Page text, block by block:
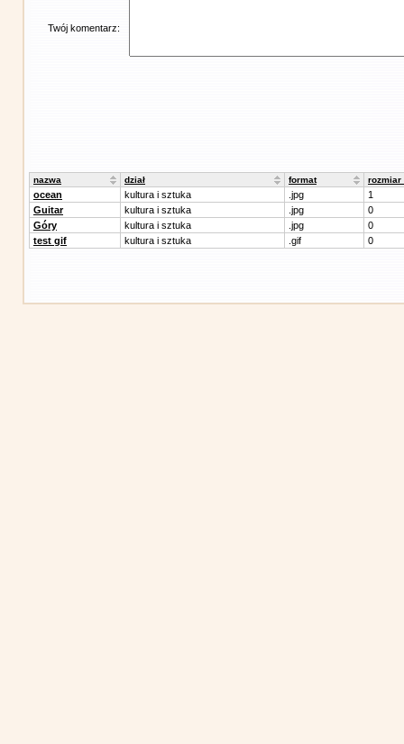
Twój komentarz:
nazwa dział format rozmiar
ocean kultura i sztuka .jpg
1
Guitar
kultura i sztuka .jpg
0
Góry
kultura i sztuka .jpg
0
test gif
kultura i sztuka .gif 0